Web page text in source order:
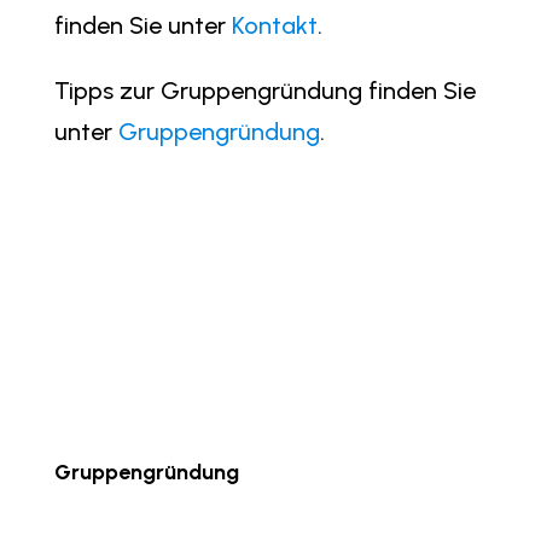
finden Sie unter Kontakt.
Tipps zur Gruppengründung finden Sie
unter Gruppengründung.
Gruppengründung